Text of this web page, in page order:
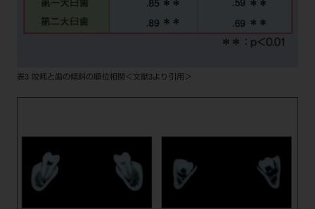
表3 咬耗と歯の傾斜の順位相関＜文献3より引用＞